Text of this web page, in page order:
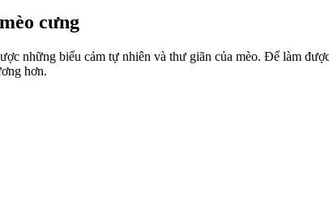
cưng
những biểu cảm tự nhiên và thư giãn của mèo. Để làm
hơn.